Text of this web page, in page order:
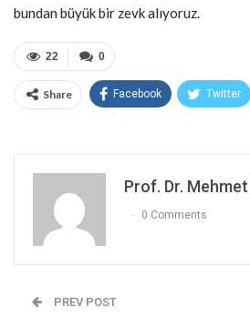
bundan büyük bir zevk alıyoruz.
0
22
Share Facebook Twitter
Prof. Dr.
0 Comments
PREV POST